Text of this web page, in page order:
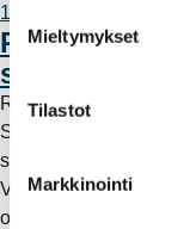
s
t
u
m
u
k
s
e
Mieltymykset
Tilastot
Markkinointi
11.6.2026 12:00
Rauman
Rauman Energia on
Suomessa ja
sähköntuotanto-
Vappuaattona
omavaraisuutta ja